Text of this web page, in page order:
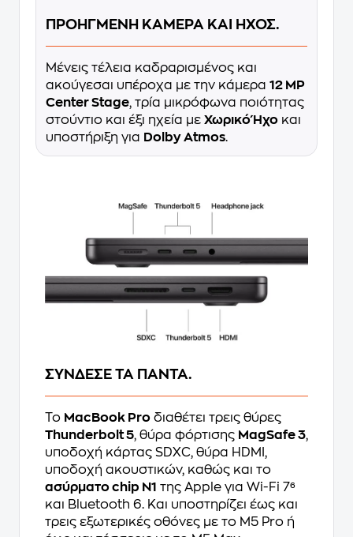
ΠΡΟΗΓΜΕΝΗ ΚΑΜΕΡΑ ΚΑΙ ΗΧΟΣ.
Μένεις τέλεια καδραρισμένος και
ακούγεσαι υπέροχα με την κάμερα 12 MP
Center Stage, τρία μικρόφωνα ποιότητας
στούντιο και έξι ηχεία με Χωρικό Ήχο και
υποστήριξη για Dolby Atmos.
ΣΥΝΔΕΣE ΤΑ ΠΑΝΤΑ.
Το MacBook Pro διαθέτει τρεις θύρες
Thunderbolt 5, θύρα φόρτισης MagSafe 3,
υποδοχή κάρτας SDXC, θύρα HDMI,
υποδοχή ακουστικών, καθώς και το
ασύρματο chip Ν1 της Apple για Wi-Fi 7⁶
και Bluetooth 6. Και υποστηρίζει έως και
τρεις εξωτερικές οθόνες με το M5 Pro ή